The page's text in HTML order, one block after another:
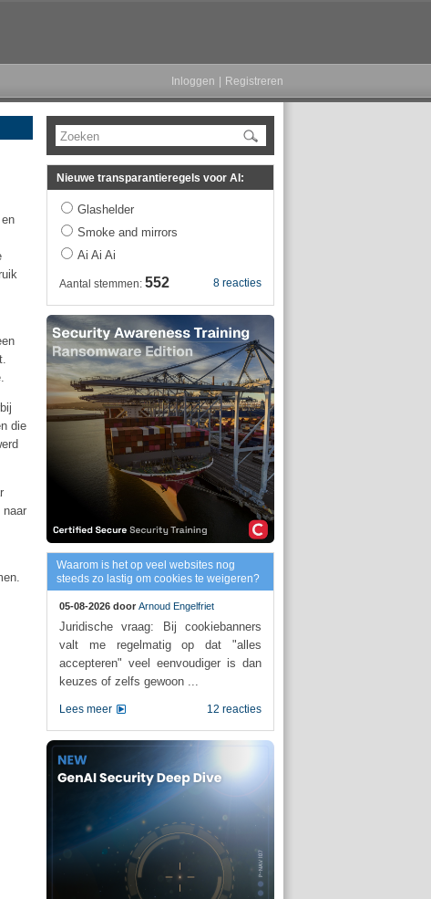
Inloggen Registreren
die
naar
Zoeken
Nieuwe transparantieregels voor AI:
Glashelder
Smoke and mirrors
Ai Ai Ai
8 reacties
Aantal stemmen: 552
Waarom is het op veel websites nog
steeds zo lastig om cookies te weigeren?
05-08-2026 door Arnoud Engelfriet
Juridische vraag: Bij cookiebanners
valt me regelmatig op dat "alles
accepteren" veel eenvoudiger is dan
keuzes of zelfs gewoon ...
12 reacties
Lees meer